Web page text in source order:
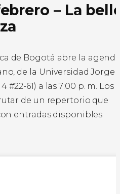
– La
de Bogotá abre la
de la Universidad Jorge
#22-61) a las 7:00 p. m. Los
de un repertorio que
entradas disponibles